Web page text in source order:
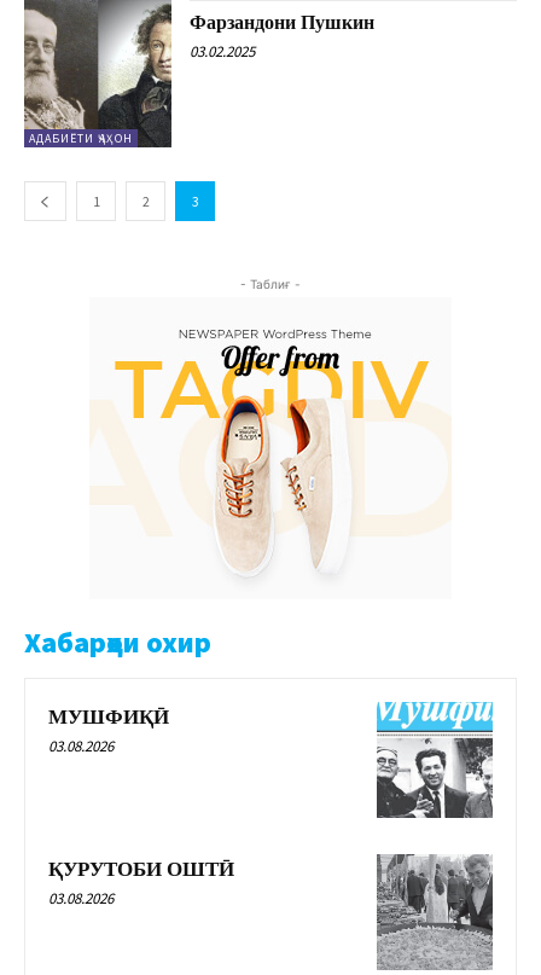
АДАБИЁТИ ҶАҲОН
Фарзандони Пушкин
03.02.2025
1 2 3
- Таблиғ -
Хабарҳои охир
МУШФИҚӢ
03.08.2026
ҚУРУТОБИ ОШТӢ
03.08.2026